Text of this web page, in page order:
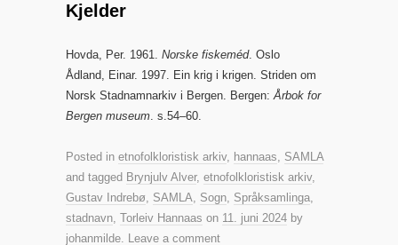
Kjelder
Hovda, Per. 1961. Norske fiskeméd. Oslo
Ådland, Einar. 1997. Ein krig i krigen. Striden om
Norsk Stadnamnarkiv i Bergen. Bergen:Årbok for
Bergen museum. s.54–60.
Posted in etnofolkloristisk arkiv, hannaas, SAMLA
and tagged Brynjulv Alver, etnofolkloristisk arkiv,
Gustav Indrebø, SAMLA, Sogn, Språksamlinga,
stadnavn, Torleiv Hannaas on 11. juni 2024 by
johanmilde. Leave a comment